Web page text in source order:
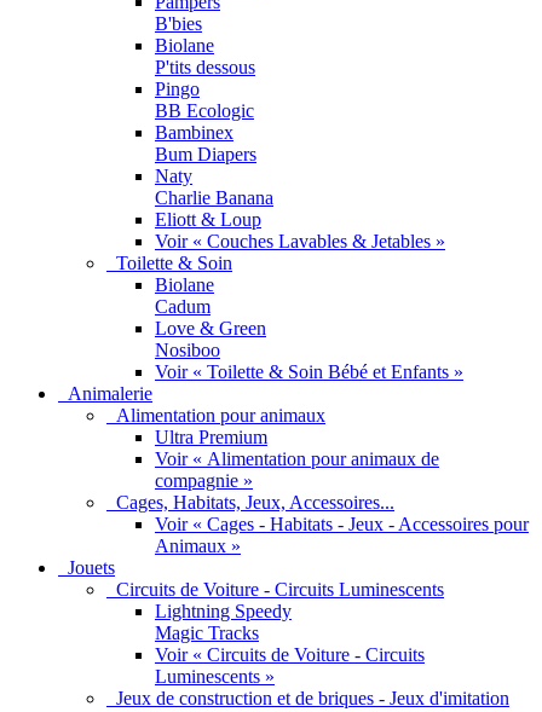
B'bies
Biolane
P'tits dessous
Pingo
BB Ecologic
Bambinex
Bum Diapers
Naty
Charlie Banana
Eliott & Loup
Voir « Couches Lavables & Jetables »
Toilette & Soin
Biolane
Cadum
Love & Green
Nosiboo
Voir « Toilette & Soin Bébé et Enfants »
Animalerie
Alimentation pour animaux
Ultra Premium
Voir « Alimentation pour animaux de
compagnie »
Cages, Habitats, Jeux, Accessoires...
Voir « Cages - Habitats - Jeux - Accessoires pour
Animaux »
Jouets
Circuits de Voiture - Circuits Luminescents
Lightning Speedy
Magic Tracks
Voir « Circuits de Voiture - Circuits
Luminescents »
Jeux de construction et de briques - Jeux d'imitation